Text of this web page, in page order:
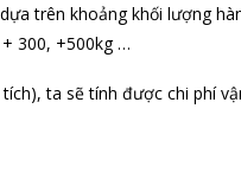
trên khoảng khối lượng
300, +500kg …
ta sẽ tính được chi phí